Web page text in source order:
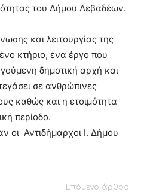
του Δήμου Λεβαδέων.
και λειτουργίας της
κτήριο, ένα έργο που
δημοτική αρχή και
σε ανθρώπινες
καθώς και η ετοιμότητα
περίοδο.
οι Αντιδήμαρχοι Ι. Δήμου
Επόμενο άρθρο